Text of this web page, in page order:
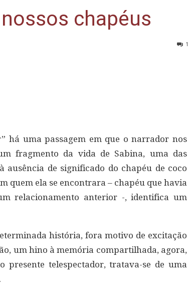
chapéus
1
há uma passagem em que o narrador nos
fragmento da vida de Sabina, uma das
ausência de significado do chapéu de coco
quem ela se encontrara – chapéu que havia
relacionamento anterior -, identifica um
história, fora motivo de excitação
um hino à memória compartilhada, agora,
telespectador, tratava-se de uma